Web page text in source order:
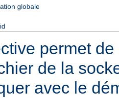
globale
permet
de la
avec le